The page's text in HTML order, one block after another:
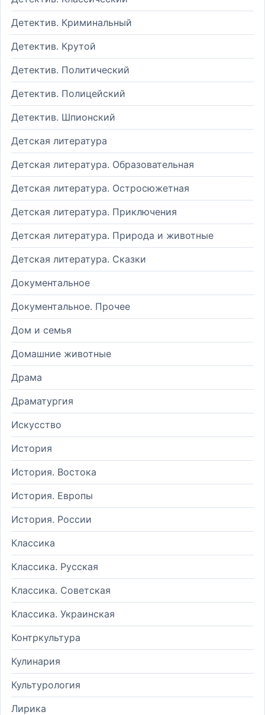
Детектив. Криминальный
Детектив. Крутой
Детектив. Политический
Детектив. Полицейский
Детектив. Шпионский
Детская литература
Детская литература. Образовательная
Детская литература. Остросюжетная
Детская литература. Приключения
Детская литература. Природа и животные
Детская литература. Сказки
Документальное
Документальное. Прочее
Дом и семья
Домашние животные
Драма
Драматургия
Искусство
История
История. Востока
История. Европы
История. России
Классика
Классика. Русская
Классика. Советская
Классика. Украинская
Контркультура
Кулинария
Культурология
Лирика